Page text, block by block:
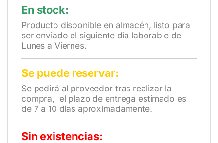
En stock:
Producto disponible en almacén, listo para
ser enviado el siguiente día laborable de
Lunes a Viernes.
Se puede reservar:
Se pedirá al proveedor tras realizar la
compra, el plazo de entrega estimado es
de 7 a 10 días aproximadamente.
Sin existencias: